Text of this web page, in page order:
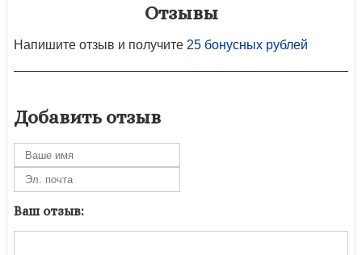
Отзывы
Напишите отзыв и получите 25 бонусных рублей
Добавить отзыв
Ваш отзыв: